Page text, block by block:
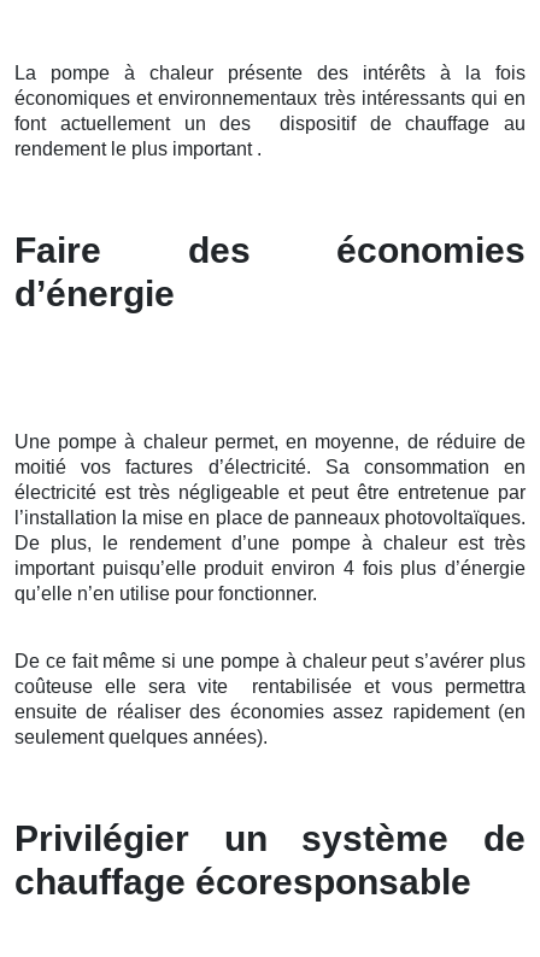
La pompe à chaleur présente des intérêts à la fois
économiques et environnementaux très intéressants qui en
font actuellement un des dispositif de chauffage au
rendement le plus important .
Faire des économies
d’énergie
Une pompe à chaleur permet, en moyenne, de réduire de
moitié vos factures d’électricité. Sa consommation en
électricité est très négligeable et peut être entretenue par
l’installation la mise en place de panneaux photovoltaïques.
De plus, le rendement d’une pompe à chaleur est très
important puisqu’elle produit environ 4 fois plus d’énergie
qu’elle n’en utilise pour fonctionner.
De ce fait même si une pompe à chaleur peut s’avérer plus
coûteuse elle sera vite rentabilisée et vous permettra
ensuite de réaliser des économies assez rapidement (en
seulement quelques années).
Privilégier un système de
chauffage écoresponsable